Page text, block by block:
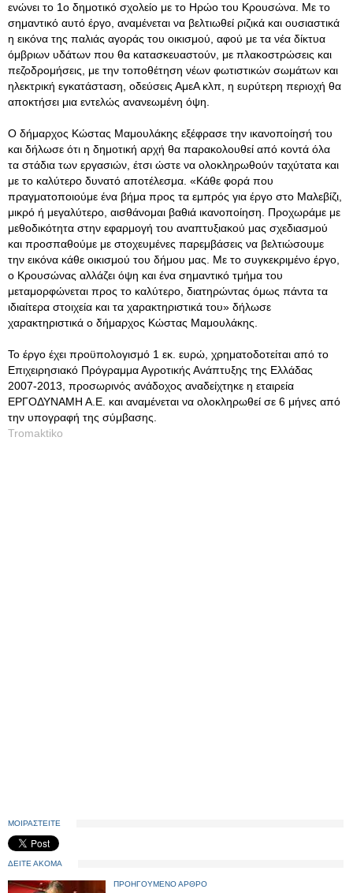
ενώνει το 1ο δημοτικό σχολείο με το Ηρώο του Κρουσώνα. Με το
σημαντικό αυτό έργο, αναμένεται να βελτιωθεί ριζικά και ουσιαστικά
η εικόνα της παλιάς αγοράς του οικισμού, αφού με τα νέα δίκτυα
όμβριων υδάτων που θα κατασκευαστούν, με πλακοστρώσεις και
πεζοδρομήσεις, με την τοποθέτηση νέων φωτιστικών σωμάτων και
ηλεκτρική εγκατάσταση, οδεύσεις ΑμεΑ κλπ, η ευρύτερη περιοχή θα
αποκτήσει μια εντελώς ανανεωμένη όψη.
Ο δήμαρχος Κώστας Μαμουλάκης εξέφρασε την ικανοποίησή του
και δήλωσε ότι η δημοτική αρχή θα παρακολουθεί από κοντά όλα
τα στάδια των εργασιών, έτσι ώστε να ολοκληρωθούν ταχύτατα και
με το καλύτερο δυνατό αποτέλεσμα . «Κάθε φορά που
πραγματοποιούμε ένα βήμα προς τα εμπρός για έργο στο Μαλεβίζι,
μικρό ή μεγαλύτερο, αισθάνομαι βαθιά ικανοποίηση. Προχωράμε με
μεθοδικότητα στην εφαρμογή του αναπτυξιακού μας σχεδιασμού
και προσπαθούμε με στοχευμένες παρεμβάσεις να βελτιώσουμε
την εικόνα κάθε οικισμού του δήμου μας. Με το συγκεκριμένο έργο,
ο Κρουσώνας αλλάζει όψη και ένα σημαντικό τμήμα του
μεταμορφώνεται προς το καλύτερο, διατηρώντας όμως πάντα τα
ιδιαίτερα στοιχεία και τα χαρακτηριστικά του» δήλωσε
χαρακτηριστικά ο δήμαρχος Κώστας Μαμουλάκης.
Το έργο έχει προϋπολογισμό 1 εκ. ευρώ, χρηματοδοτείται από το
Επιχειρησιακό Πρόγραμμα Αγροτικής Ανάπτυξης της Ελλάδας
2007-2013, προσωρινός ανάδοχος αναδείχτηκε η εταιρεία
ΕΡΓΟΔΥΝΑΜΗ Α.Ε. και αναμένεται να ολοκληρωθεί σε 6 μήνες από
την υπογραφή της σύμβασης.
Tromaktiko
ΜΟΙΡΑΣΤΕΙΤΕ
ΔΕΙΤΕ ΑΚΟΜΑ
ΠΡΟΗΓΟΥΜΕΝΟ ΑΡΘΡΟ